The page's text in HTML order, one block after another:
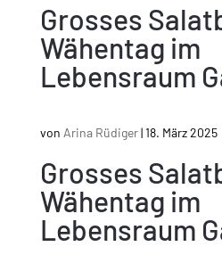
Grosses
Wähentag im
Lebensraum
von Arina Rüdiger|18. März 2025
Grosses
Wähentag im
Lebensraum